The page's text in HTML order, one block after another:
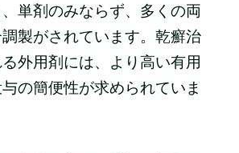
単剤のみならず、多くの両
製がされています。乾癬治
外用剤には、より高い有用
の簡便性が求められていま